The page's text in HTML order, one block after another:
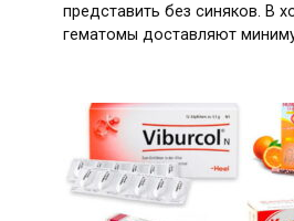
представить без синяков. В
гематомы доставляют